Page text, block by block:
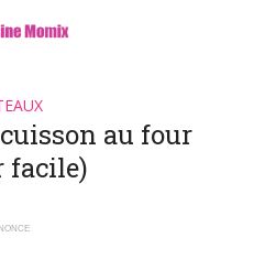
au four
facile)